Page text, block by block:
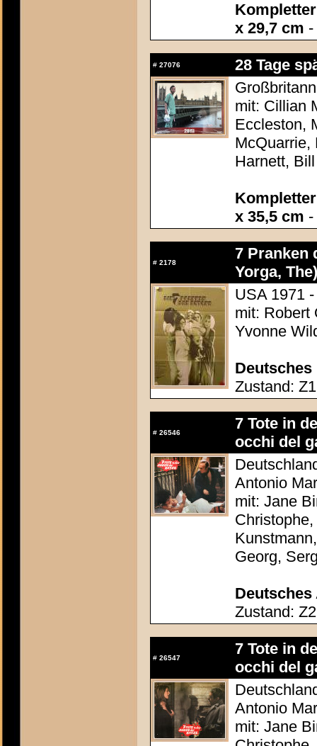
x 29,7 cm
# 27076
28 Tage
mit: Cillian
Eccleston,
McQuarrie,
Harnett, Bill
x 35,5 cm
# 2178
7 Pranken
Yorga, The)
USA 1971
mit: Robert
Yvonne
Deutsches
Zustand:
# 26546
7 Tote in
occhi del
Antonio
mit: Jane
Georg,
Deutsches
Zustand: Z2
# 26547
7 Tote in
occhi del
Antonio
mit: Jane